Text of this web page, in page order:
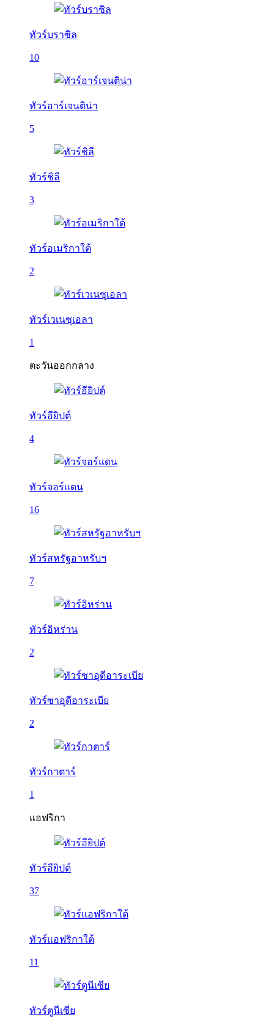
ทัวร์บราซิล
10
ทัวร์อาร์เจนติน่า
5
ทัวร์ชิลี
3
ทัวร์อเมริกาใต้
2
ทัวร์เวเนซุเอลา
1
ตะวันออกกลาง
ทัวร์อียิปต์
4
ทัวร์จอร์แดน
16
ทัวร์สหรัฐอาหรับฯ
7
ทัวร์อิหร่าน
2
ทัวร์ซาอุดีอาระเบีย
2
ทัวร์กาตาร์
1
แอฟริกา
ทัวร์อียิปต์
37
ทัวร์แอฟริกาใต้
11
ทัวร์ตูนีเซีย